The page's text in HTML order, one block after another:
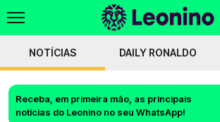
NOTÍCIAS DAILY RONALDO
Receba, em primeira mão, as principais
notícias do Leonino no seu WhatsApp!